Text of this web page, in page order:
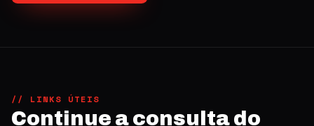
// LINKS ÚTEIS
Continue a consulta do